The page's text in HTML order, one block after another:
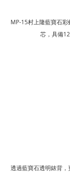
MP-15村上隆藍寶石
芯，具備
透過藍寶石透明錶背